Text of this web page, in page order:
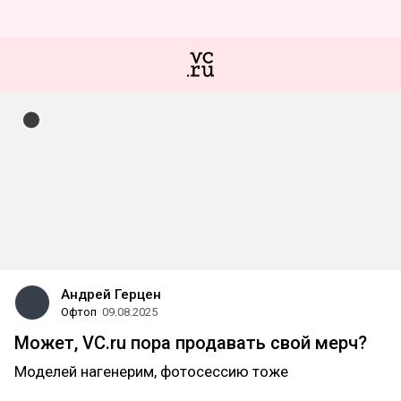
Андрей Герцен
Офтоп 09.08.2025
Может, VC.ru пора продавать свой мерч?
Моделей нагенерим, фотосессию тоже